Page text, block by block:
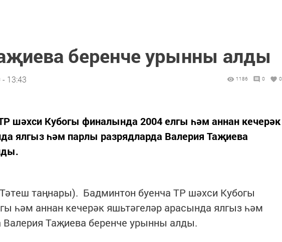
беренче урынны алды
13:43 1186 0 0
шәхси Кубогы финалында 2004 елгы һәм аннан кечерәк
ялгыз һәм парлы разрядларда Валерия Таҗиева
таңнары). Бадминтон буенча ТР шәхси Кубогы
һәм аннан кечерәк яшьтәгеләр арасында ялгыз һәм
Валерия Таҗиева беренче урынны алды.